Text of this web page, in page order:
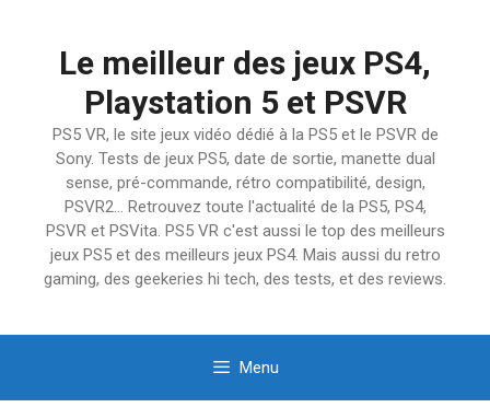
Le meilleur des jeux PS4,
Playstation 5 et PSVR
PS5 VR, le site jeux vidéo dédié à la PS5 et le PSVR de
Sony. Tests de jeux PS5, date de sortie, manette dual
sense, pré-commande, rétro compatibilité, design,
PSVR2… Retrouvez toute l'actualité de la PS5, PS4,
PSVR et PSVita. PS5 VR c'est aussi le top des meilleurs
jeux PS5 et des meilleurs jeux PS4. Mais aussi du retro
gaming, des geekeries hi tech, des tests, et des reviews.
Menu